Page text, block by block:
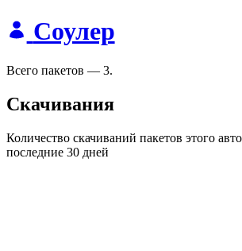
Соулер
Всего пакетов — 3.
Скачивания
Количество скачиваний пакетов этого
последние 30 дней